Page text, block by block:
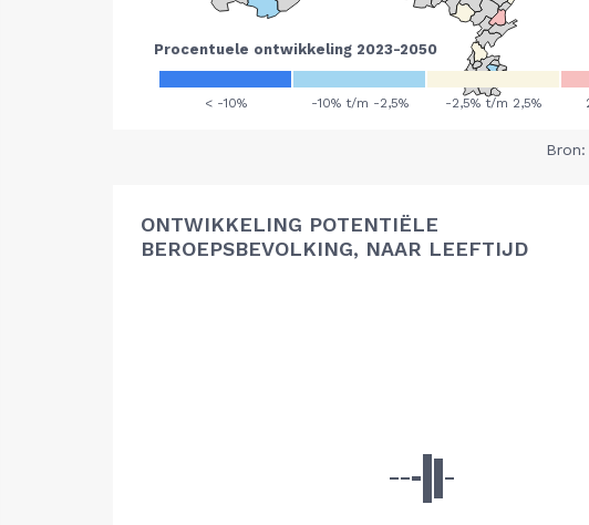
Bron:
ONTWIKKELING POTENTIËLE
BEROEPSBEVOLKING, NAAR LEEFTIJD